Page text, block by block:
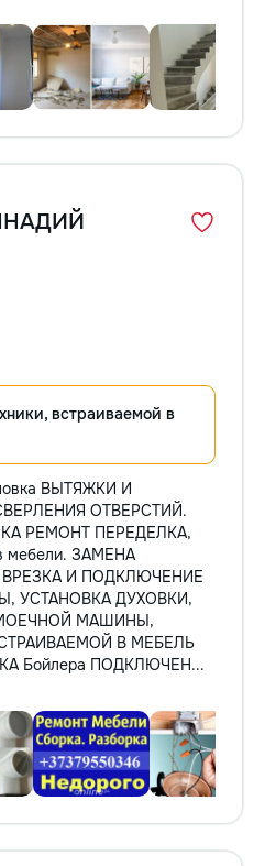
встраиваемой в
ВЫТЯЖКИ И
ОТВЕРСТИЙ.
РЕМОНТ ПЕРЕДЕЛКА,
ЗАМЕНА
И ПОДКЛЮЧЕНИЕ
УСТАНОВКА ДУХОВКИ,
МАШИНЫ,
В МЕБЕЛЬ
Бойлера ПОДКЛЮЧЕН...